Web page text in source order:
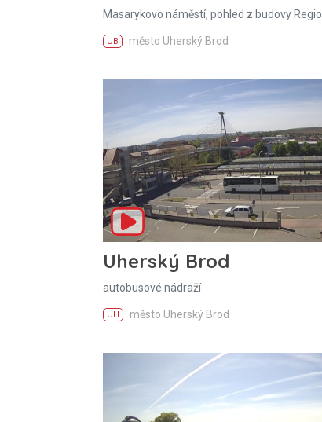
Masarykovo náměstí, pohled z budovy Regio
UB město Uherský Brod
Uherský Brod
autobusové nádraží
UH město Uherský Brod